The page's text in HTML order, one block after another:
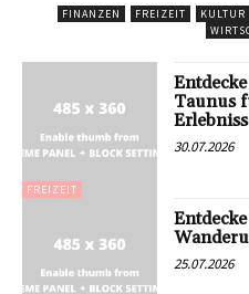
FINANZEN FREIZEIT KULTUR
FREIZEIT
Taunus
30.07.2026
25.07.2026